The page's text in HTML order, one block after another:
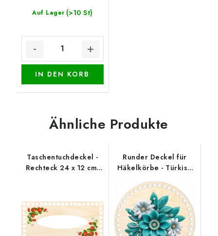
Auf Lager (>10 St)
IN DEN KORB
Ähnliche Produkte
Taschentuchdeckel -
Rechteck 24 x 12 cm,
Runder Deckel für
Häkelkörbe - Türkise